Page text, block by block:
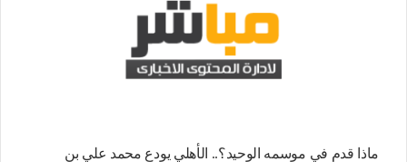
ماذا قدم في موسمه الوحيد؟.. الأهلي يودع محمد علي بن